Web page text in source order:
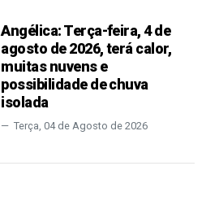
Angélica: Terça-feira, 4 de
agosto de 2026, terá calor,
muitas nuvens e
possibilidade de chuva
isolada
Terça, 04 de Agosto de 2026